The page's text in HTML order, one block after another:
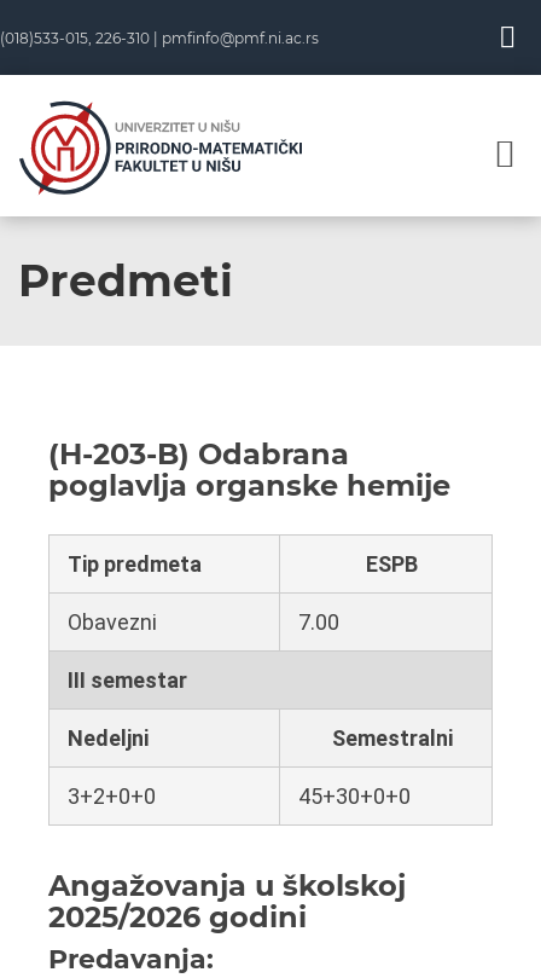
(018)533-015, 226-310 | pmfinfo@pmf.ni.ac.rs
Predmeti
(H-203-B) Odabrana
poglavlja organske hemije
Tip predmeta ESPB
Obavezni 7.00
III semestar
Nedeljni Semestralni
3+2+0+0 45+30+0+0
Angažovanja u školskoj
2025/2026 godini
Predavanja: